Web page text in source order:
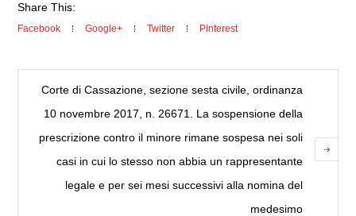
Share This:
Facebook Google+ Twitter Pinterest
Corte di Cassazione, sezione sesta civile, ordinanza
10 novembre 2017, n. 26671. La sospensione della
prescrizione contro il minore rimane sospesa nei soli
casi in cui lo stesso non abbia un rappresentante
legale e per sei mesi successivi alla nomina del
medesimo